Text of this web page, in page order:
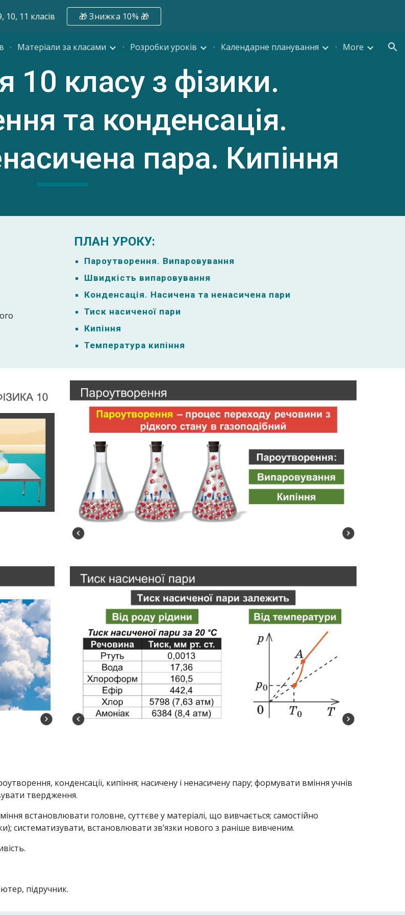
Skip to navigation
10, 11 класів 🎁 Знижка 10% 🎁
Матеріали за класами Розробки уроків Календарне планування More
10 класу з фізики.
та конденсація.
пара. Кипіння
ПЛАН УРОКУ:
Пароутворення. Випаровування
Швидкість випаровування
Конденсація. Насичена та ненасичена пари
Тиск насиченої пари
Кипіння
Температура кипіння
конденсації, кипіння; насичену і ненасичену пару; формувати вміння учнів
твердження.
встановлювати головне, суттєве у матеріалі, що вивчається; самостійно
систематизувати, встановлювати зв’язки нового з раніше вивченим.
підручник.